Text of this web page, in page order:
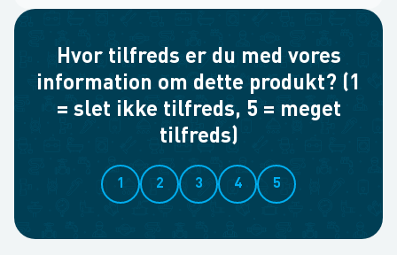
Hvor tilfreds er du med vores
information om dette produkt? (1
= slet ikke tilfreds, 5 = meget
tilfreds)
1 2 3 4 5